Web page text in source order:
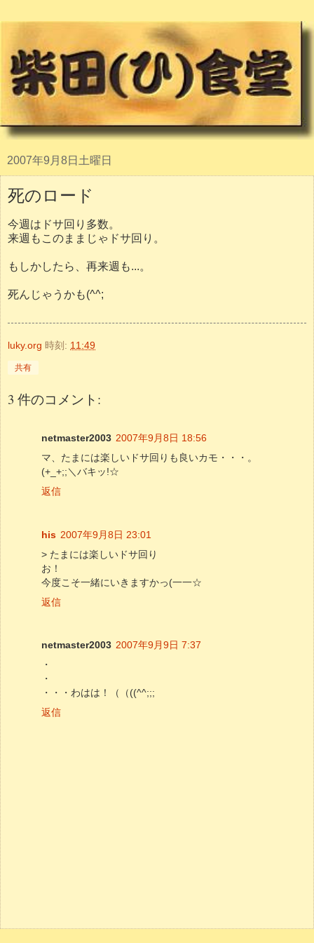
2007年9月8日土曜日
死のロード
今週はドサ回り多数。
来週もこのままじゃドサ回り。
もしかしたら、再来週も...。
死んじゃうかも(^^;
luky.org 時刻: 11:49
共有
3 件のコメント:
netmaster2003 2007年9月8日 18:56
マ、たまには楽しいドサ回りも良いカモ・・・。
(+_+;;＼バキッ!☆
返信
his 2007年9月8日 23:01
> たまには楽しいドサ回り
お！
今度こそ一緒にいきますかっ(一一☆
返信
netmaster2003 2007年9月9日 7:37
・
・
・・・わはは！（（((^^;;;
返信